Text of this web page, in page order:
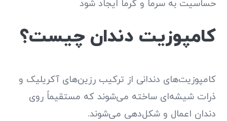
حساسیت به سرما و گرما ایجاد شود
کامپوزیت دندان چیست؟
کامپوزیت‌های دندانی از ترکیب رزین‌های آکریلیک و
ذرات شیشه‌ای ساخته می‌شوند که مستقیماً روی
دندان اعمال و شکل‌دهی می‌شوند.